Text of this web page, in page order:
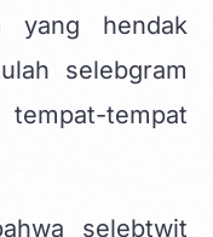
yang hendak
selebgram
tempat-tempat
selebtwit